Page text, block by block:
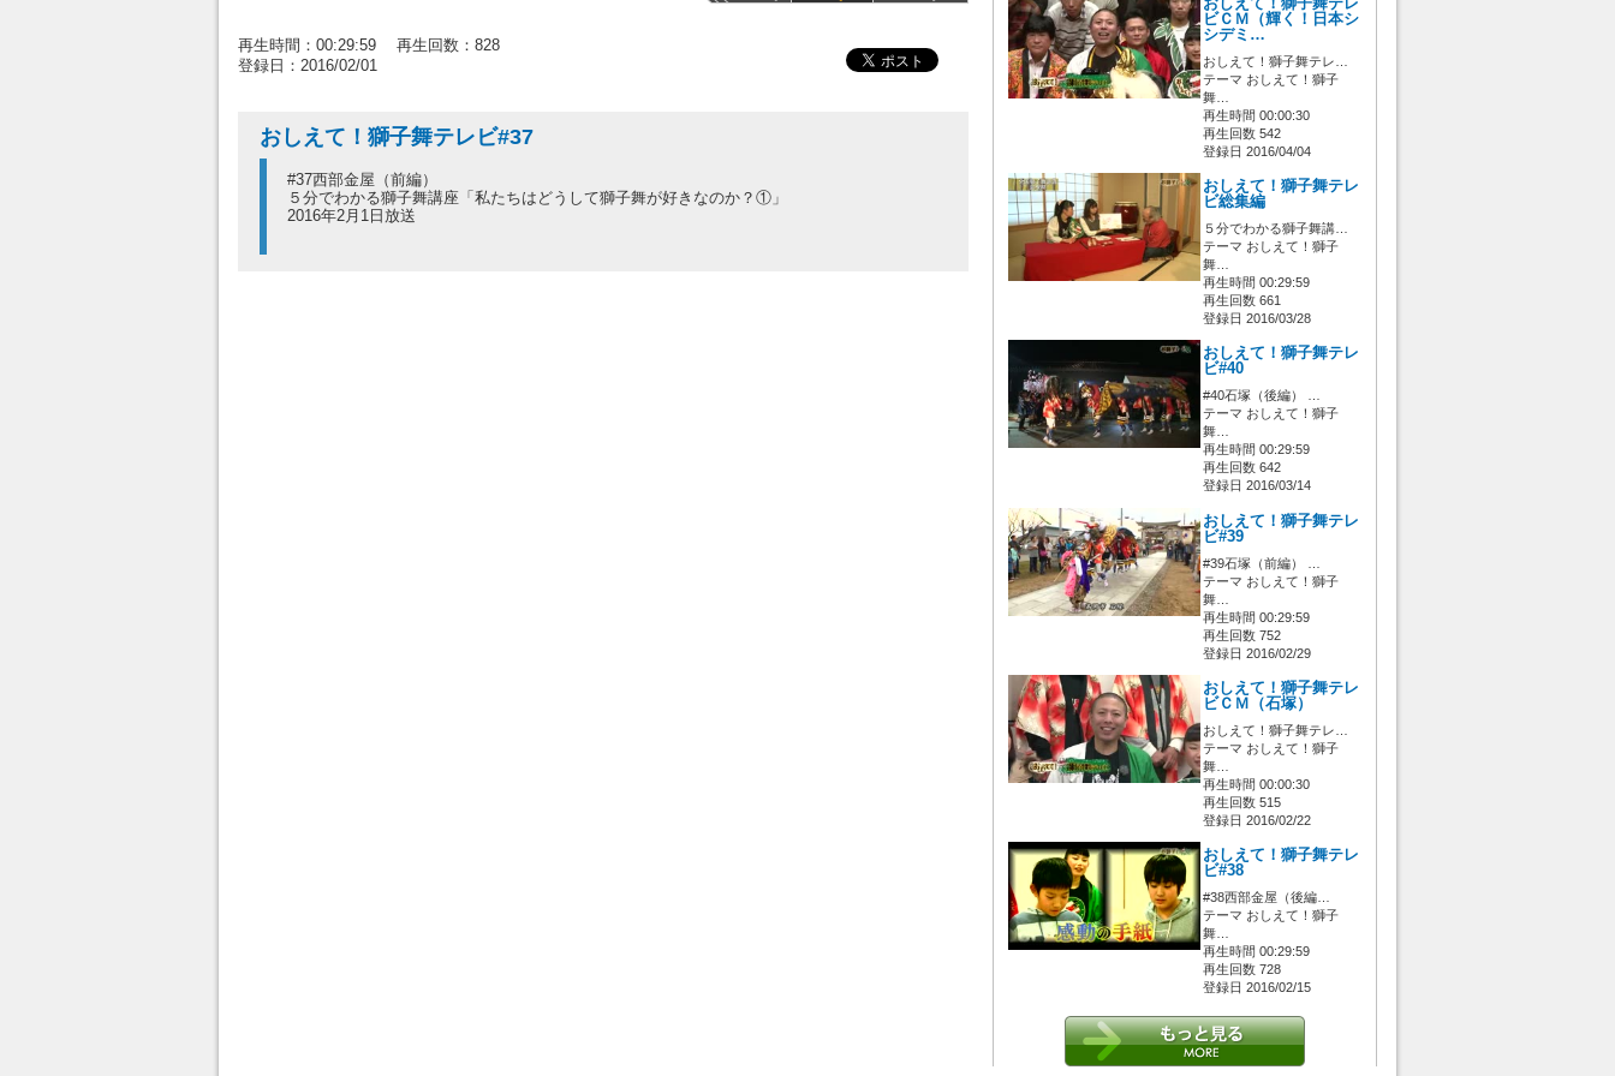
再生時間：00:29:59 再生回数：828
登録日：2016/02/01
おしえて！獅子舞テレビ#37
#37西部金屋（前編）
５分でわかる獅子舞講座「私たちはどうして獅子舞が好きなのか？①」
2016年2月1日放送
おしえて！獅子舞テレ
ビＣＭ（輝く！日本シ
シデミ…
おしえて！獅子舞テレ…
テーマ おしえて！獅子
舞…
再生時間 00:00:30
再生回数 542
登録日 2016/04/04
おしえて！獅子舞テレ
ビ総集編
５分でわかる獅子舞講…
テーマ おしえて！獅子
舞…
再生時間 00:29:59
再生回数 661
登録日 2016/03/28
おしえて！獅子舞テレ
ビ#40
#40石塚（後編） …
テーマ おしえて！獅子
舞…
再生時間 00:29:59
再生回数 642
登録日 2016/03/14
おしえて！獅子舞テレ
ビ#39
#39石塚（前編） …
テーマ おしえて！獅子
舞…
再生時間 00:29:59
再生回数 752
登録日 2016/02/29
おしえて！獅子舞テレ
ビＣＭ（石塚）
おしえて！獅子舞テレ…
テーマ おしえて！獅子
舞…
再生時間 00:00:30
再生回数 515
登録日 2016/02/22
おしえて！獅子舞テレ
ビ#38
#38西部金屋（後編…
テーマ おしえて！獅子
舞…
再生時間 00:29:59
再生回数 728
登録日 2016/02/15